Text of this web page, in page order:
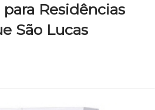
Residências
São Lucas